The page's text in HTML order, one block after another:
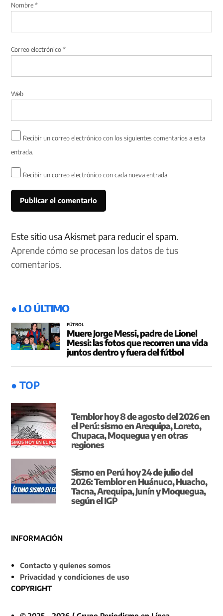
Nombre*
Correo electrónico*
Web
Recibir un correo electrónico con los siguientes comentarios a esta
entrada.
Recibir un correo electrónico con cada nueva entrada.
Este sitio usa Akismet para reducir el spam.
Aprende cómo se procesan los datos de tus
comentarios.
● LO ÚLTIMO
FÚTBOL
Muere Jorge Messi, padre de Lionel
Messi: las fotos que recorren una vida
juntos dentro y fuera del fútbol
● TOP
Temblor hoy 8 de agosto del 2026 en
el Perú: sismo en Arequipa, Loreto,
Chupaca, Moquegua y en otras
regiones
Sismo en Perú hoy 24 de julio del
2026: Temblor en Huánuco, Huacho,
Tacna, Arequipa, Junín y Moquegua,
según el IGP
INFORMACIÓN
Contacto y quienes somos
Privacidad y condiciones de uso
COPYRIGHT